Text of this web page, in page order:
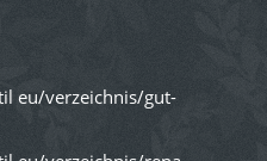
eu/verzeichnis/gut-